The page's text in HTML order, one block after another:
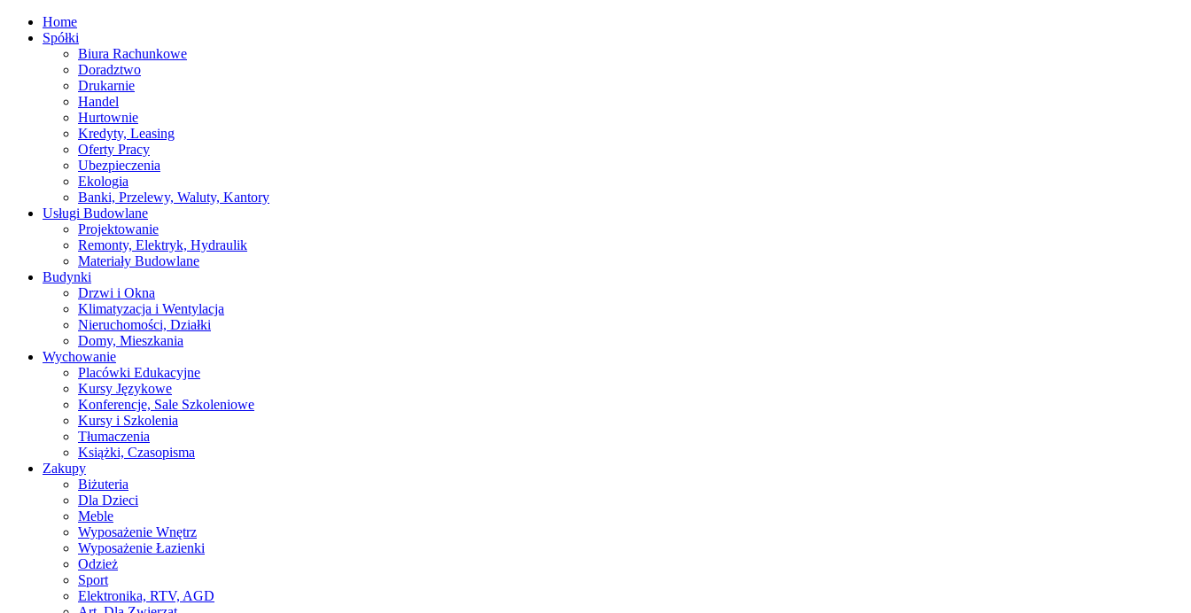
Home
Spółki
Biura Rachunkowe
Doradztwo
Drukarnie
Handel
Hurtownie
Kredyty, Leasing
Oferty Pracy
Ubezpieczenia
Ekologia
Banki, Przelewy, Waluty, Kantory
Usługi Budowlane
Projektowanie
Remonty, Elektryk, Hydraulik
Materiały Budowlane
Budynki
Drzwi i Okna
Klimatyzacja i Wentylacja
Nieruchomości, Działki
Domy, Mieszkania
Wychowanie
Placówki Edukacyjne
Kursy Językowe
Konferencje, Sale Szkoleniowe
Kursy i Szkolenia
Tłumaczenia
Książki, Czasopisma
Zakupy
Biżuteria
Dla Dzieci
Meble
Wyposażenie Wnętrz
Wyposażenie Łazienki
Odzież
Sport
Elektronika, RTV, AGD